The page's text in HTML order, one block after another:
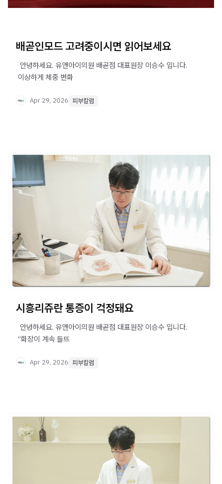
배곧인모드 고려중이시면 읽어보세요
​ ​ 안녕하세요. 유앤아이의원 배곧점 대표원장 이승수 입니다. ​
​ 이상하게 체중 변화
Apr 29, 2026 피부칼럼
시흥리쥬란 통증이 걱정돼요
​ ​ 안녕하세요. 유앤아이의원 배곧점 대표원장 이승수 입니다. ​
​ “화장이 계속 들뜨
Apr 29, 2026 피부칼럼